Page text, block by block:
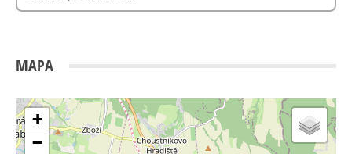
MAPA
+
−